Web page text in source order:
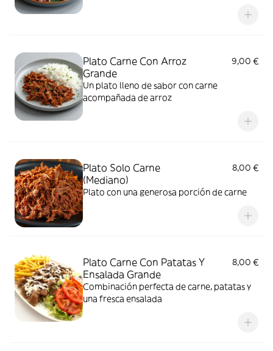
Plato Carne Con Arroz
Grande
9,00 €
Un plato lleno de sabor con carne
acompañada de arroz
Plato Solo Carne
(Mediano)
8,00 €
Plato con una generosa porción de carne
Plato Carne Con Patatas Y
Ensalada Grande
8,00 €
Combinación perfecta de carne, patatas y
una fresca ensalada